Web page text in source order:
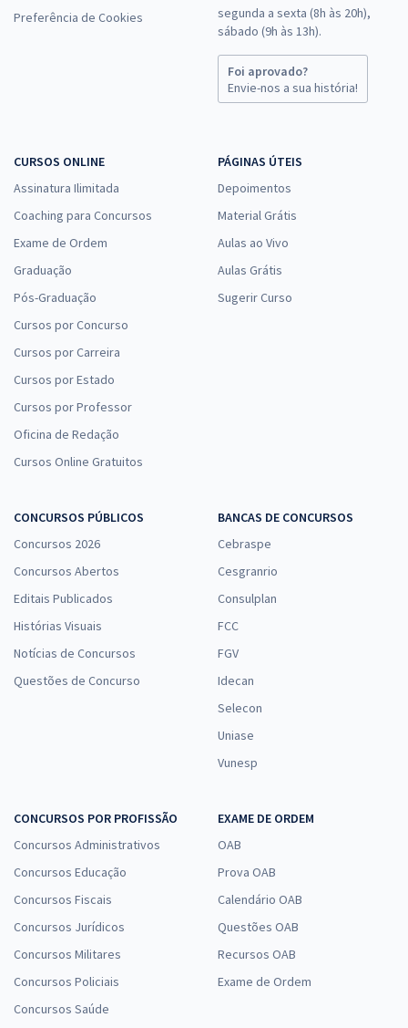
Preferência de Cookies
segunda a sexta (8h às 20h),
sábado (9h às 13h).
Foi aprovado?
Envie-nos a sua história!
CURSOS ONLINE
Assinatura Ilimitada
Coaching para Concursos
Exame de Ordem
Graduação
Pós-Graduação
Cursos por Concurso
Cursos por Carreira
Cursos por Estado
Cursos por Professor
Oficina de Redação
Cursos Online Gratuitos
PÁGINAS ÚTEIS
Depoimentos
Material Grátis
Aulas ao Vivo
Aulas Grátis
Sugerir Curso
CONCURSOS PÚBLICOS
Concursos 2026
Concursos Abertos
Editais Publicados
Histórias Visuais
Notícias de Concursos
Questões de Concurso
BANCAS DE CONCURSOS
Cebraspe
Cesgranrio
Consulplan
FCC
FGV
Idecan
Selecon
Uniase
Vunesp
CONCURSOS POR PROFISSÃO
Concursos Administrativos
Concursos Educação
Concursos Fiscais
Concursos Jurídicos
Concursos Militares
Concursos Policiais
Concursos Saúde
EXAME DE ORDEM
OAB
Prova OAB
Calendário OAB
Questões OAB
Recursos OAB
Exame de Ordem